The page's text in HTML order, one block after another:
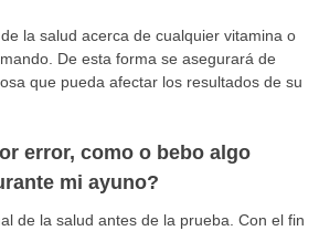
la salud acerca de cualquier vitamina o
De esta forma se asegurará de
que pueda afectar los resultados de su
error, como o bebo algo
mi ayuno?
de la salud antes de la prueba. Con el fin